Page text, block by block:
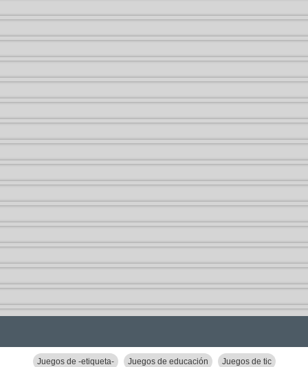
Juegos de -etiqueta- Juegos de educación Juegos de tic